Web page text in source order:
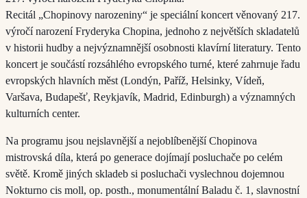
Recitál „Chopinovy narozeniny“ je speciální koncert věnovaný 217.
výročí narození Fryderyka Chopina, jednoho z největších skladatelů
v historii hudby a nejvýznamnější osobnosti klavírní literatury. Tento
koncert je součástí rozsáhlého evropského turné, které zahrnuje řadu
evropských hlavních měst (Londýn, Paříž, Helsinky, Vídeň,
Varšava, Budapešť, Reykjavík, Madrid, Edinburgh) a významných
kulturních center.
Na programu jsou nejslavnější a nejoblíbenější Chopinova
mistrovská díla, která po generace dojímají posluchače po celém
světě. Kromě jiných skladeb si posluchači vyslechnou dojemnou
Nokturno cis moll, op. posth., monumentální Baladu č. 1, slavnostní